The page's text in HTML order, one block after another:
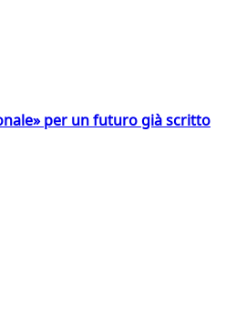
per un futuro già scritto